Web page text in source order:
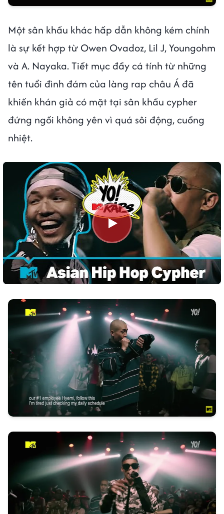
Một sân khấu khác hấp dẫn không kém chính
là sự kết hợp từ Owen Ovadoz, Lil J, Youngohm
và A. Nayaka. Tiết mục đầy cá tính từ những
tên tuổi đình đám của làng rap châu Á đã
khiến khán giả có mặt tại sân khấu cypher
đứng ngồi không yên vì quá sôi động, cuồng
nhiệt.